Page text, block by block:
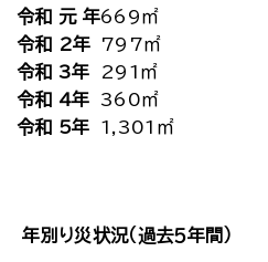
令和 元 年669㎡
令和 2年
797㎡
令和 3年
291㎡
令和 4年
360㎡
令和 5年
1,301㎡
年別り災状況（過去５年間）